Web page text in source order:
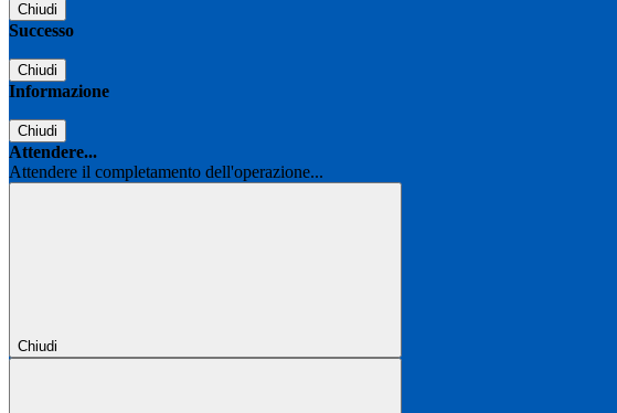
Chiudi
Successo
Chiudi
Informazione
Chiudi
Attendere...
Attendere il completamento dell'operazione...
Chiudi